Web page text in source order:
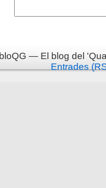
bloQG — El blog del
Entrades